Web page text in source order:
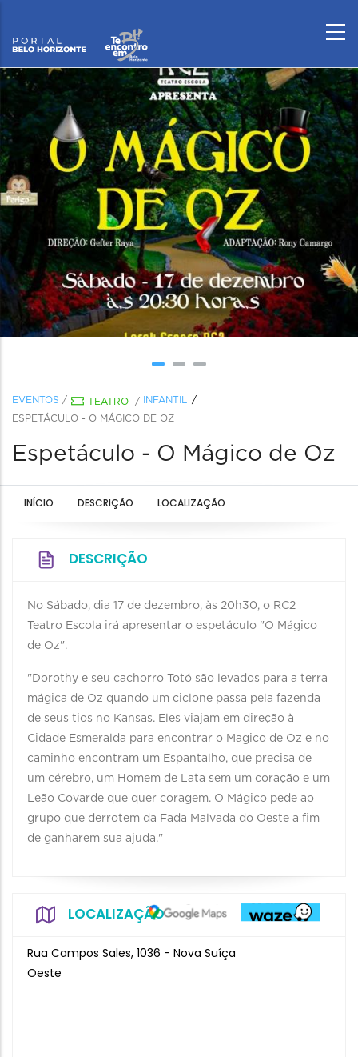
EVENTOS / TEATRO /
INFANTIL
ESPETÁCULO - O MÁGICO DE OZ
Espetáculo - O Mágico de Oz
INÍCIO DESCRIÇÃO LOCALIZAÇÃO
DESCRIÇÃO
No Sábado, dia 17 de dezembro, às 20h30, o RC2
Teatro Escola irá apresentar o espetáculo "O Mágico
de Oz".
"Dorothy e seu cachorro Totó são levados para a terra
mágica de Oz quando um ciclone passa pela fazenda
de seus tios no Kansas. Eles viajam em direção à
Cidade Esmeralda para encontrar o Magico de Oz e no
caminho encontram um Espantalho, que precisa de
um cérebro, um Homem de Lata sem um coração e um
Leão Covarde que quer coragem. O Mágico pede ao
grupo que derrotem da Fada Malvada do Oeste a fim
de ganharem sua ajuda."
LOCALIZAÇÃO
Rua Campos Sales, 1036 - Nova Suíça
Oeste